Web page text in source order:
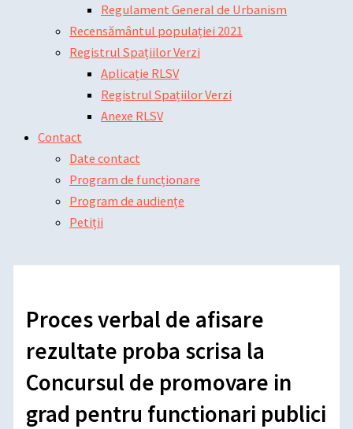
Regulament General de Urbanism
Recensământul populației 2021
Registrul Spațiilor Verzi
Aplicație RLSV
Registrul Spațiilor Verzi
Anexe RLSV
Contact
Date contact
Program de funcționare
Program de audiențe
Petiții
Proces verbal de afisare
rezultate proba scrisa la
Concursul de promovare in
grad pentru functionari publici